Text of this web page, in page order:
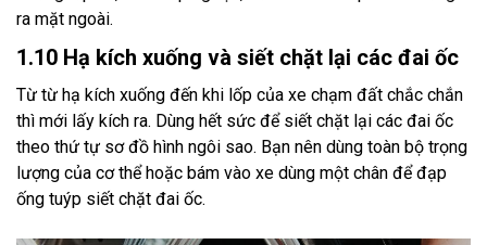
ra mặt ngoài.
1.10 Hạ kích xuống và siết chặt lại các đai ốc
Từ từ hạ kích xuống đến khi lốp của xe chạm đất chắc chắn
thì mới lấy kích ra. Dùng hết sức để siết chặt lại các đai ốc
theo thứ tự sơ đồ hình ngôi sao. Bạn nên dùng toàn bộ trọng
lượng của cơ thể hoặc bám vào xe dùng một chân để đạp
ống tuýp siết chặt đai ốc.